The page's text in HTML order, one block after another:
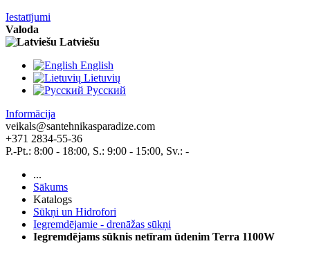
Iestatījumi
Valoda
Latviešu
English
Lietuvių
Pусский
Informācija
veikals@santehnikasparadize.com
+371 2834-55-36
P.-Pt.: 8:00 - 18:00, S.: 9:00 - 15:00, Sv.: -
...
Sākums
Katalogs
Sūkņi un Hidrofori
Iegremdējamie - drenāžas sūkņi
Iegremdējams sūknis netīram ūdenim Terra 1100W